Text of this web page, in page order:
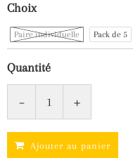
Choix
Paire individuelle Pack de 5
Quantité
+
-
Ajouter au panier